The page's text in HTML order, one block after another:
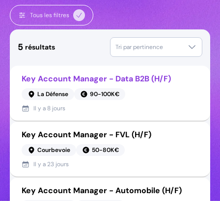
Tous les filtres
5 résultats Tri par pertinence
Key Account Manager - Data B2B (H/F)
La Défense
90-100K€
Il y a 8 jours
Key Account Manager - FVL (H/F)
Courbevoie
50-80K€
Il y a 23 jours
Key Account Manager - Automobile (H/F)